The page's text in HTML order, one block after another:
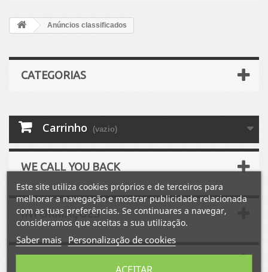
Anúncios classificados
CATEGORIAS
Carrinho (vazio)
WE CALL YOU BACK
INFORMAÇÕES
Este site utiliza cookies próprios e de terceiros para
melhorar a navegação e mostrar publicidade relacionada
com as tuas preferências. Se continuares a navegar,
consideramos que aceitas a sua utilização.
Saber mais Personalização de cookies